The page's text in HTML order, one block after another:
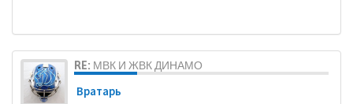
RE: МВК И ЖВК ДИНАМО
Вратарь